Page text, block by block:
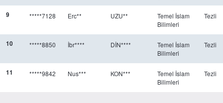
9 *****7128 Erc** UZU**
Temel İslam
Bilimleri
Tezli
10 *****8850 İbr**** DİN****
Temel İslam
Bilimleri
Tezli
11 *****9842 Nus*** KON***
Temel İslam
Bilimleri
Tezli